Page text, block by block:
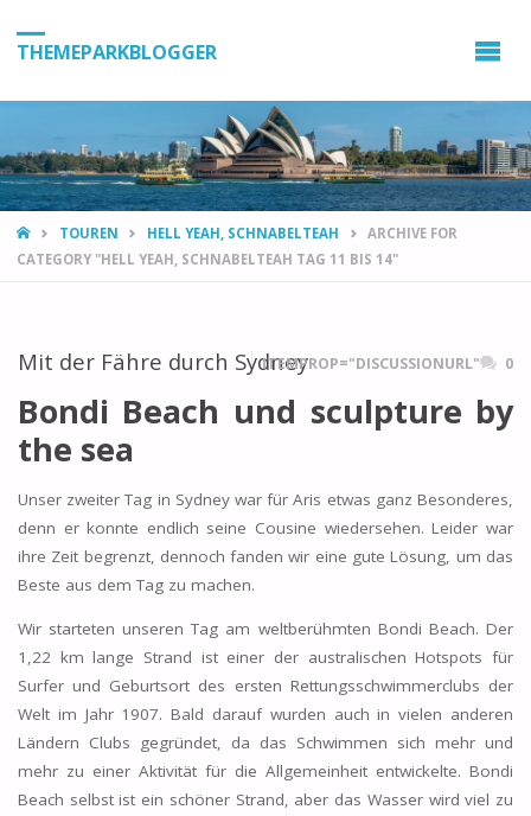
THEMEPARKBLOGGER
HOMETOUREN HELL YEAH, SCHNABELTEAH
ARCHIVE FOR
CATEGORY "HELL YEAH, SCHNABELTEAH TAG 11 BIS 14"
Mit der Fähre durch SydneyITEMPROP="DISCUSSIONURL" 0
Bondi Beach und sculpture by
the sea
Unser zweiter Tag in Sydney war für Aris etwas ganz Besonderes,
denn er konnte endlich seine Cousine wiedersehen. Leider war
ihre Zeit begrenzt, dennoch fanden wir eine gute Lösung, um das
Beste aus dem Tag zu machen.
Wir starteten unseren Tag am weltberühmten Bondi Beach. Der
1,22 km lange Strand ist einer der australischen Hotspots für
Surfer und Geburtsort des ersten Rettungsschwimmerclubs der
Welt im Jahr 1907. Bald darauf wurden auch in vielen anderen
Ländern Clubs gegründet, da das Schwimmen sich mehr und
mehr zu einer Aktivität für die Allgemeinheit entwickelte. Bondi
Beach selbst ist ein schöner Strand, aber das Wasser wird viel zu